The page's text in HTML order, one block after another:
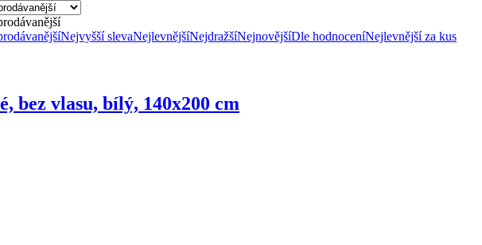
Nejvyšší slevaNejlevnějšíNejdražšíNejnovějšíDle hodnoceníNejlevnější za kus
bez vlasu, bílý, 140x200 cm